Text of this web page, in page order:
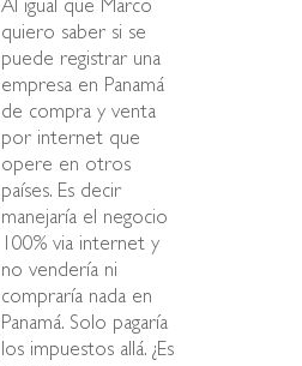
Al igual que Marco
quiero saber si se
puede registrar una
empresa en Panamá
de compra y venta
por internet que
opere en otros
países. Es decir
manejaría el negocio
100% via internet y
no vendería ni
compraría nada en
Panamá. Solo pagaría
los impuestos allá. ¿Es